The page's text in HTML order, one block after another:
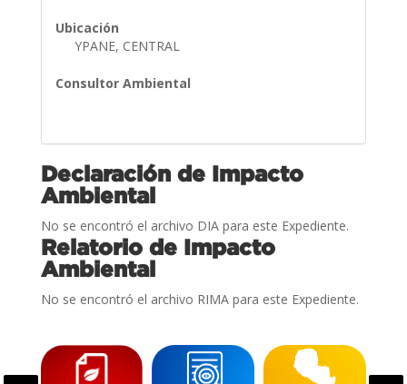
Ubicación
YPANE, CENTRAL
Consultor Ambiental
Declaración de Impacto
Ambiental
No se encontró el archivo DIA para este Expediente.
Relatorio de Impacto
Ambiental
No se encontró el archivo RIMA para este Expediente.